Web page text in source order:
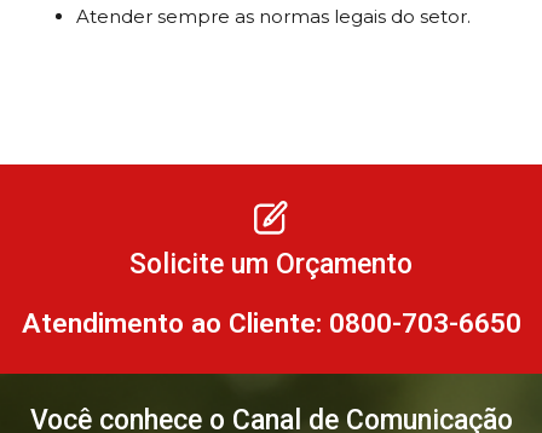
Atender sempre as normas legais do setor.
Solicite um Orçamento
Atendimento ao Cliente: 0800-703-6650
Você conhece o Canal de Comunicação